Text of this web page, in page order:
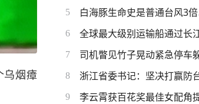
乌烟瘴
5 白海豚生命史是普通台风3
6 全球最大级别运输船通过长
7
8 浙江省委书记：坚决打赢防
9 李云霄获百花奖最佳女配角